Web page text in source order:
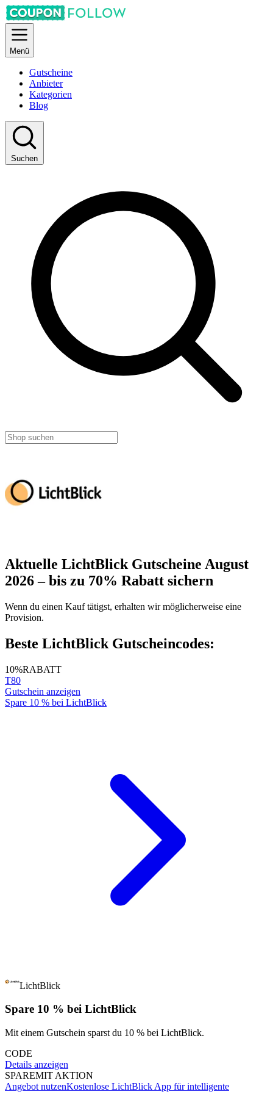
Menü
Gutscheine
Anbieter
Kategorien
Blog
Suchen
Aktuelle LichtBlick Gutscheine August
2026 – bis zu 70% Rabatt sichern
Wenn du einen Kauf tätigst, erhalten wir möglicherweise eine
Provision.
Beste LichtBlick Gutscheincodes:
10%RABATT
T80
Gutschein anzeigen
Spare 10 % bei LichtBlick
LichtBlick
Spare 10 % bei LichtBlick
Mit einem Gutschein sparst du 10 % bei LichtBlick.
CODE
Details anzeigen
SPAREMIT AKTION
Angebot nutzenKostenlose LichtBlick App für intelligente